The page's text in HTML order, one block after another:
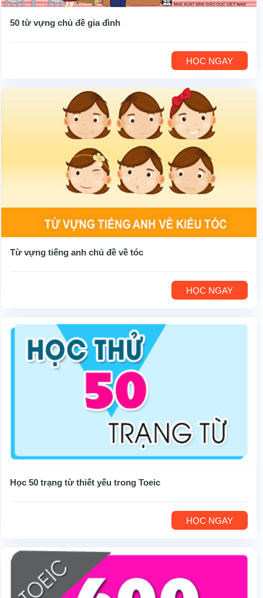
50 từ vựng chủ đề gia đình
HỌC NGAY
Từ vựng tiếng anh chủ đề về tóc
HỌC NGAY
Học 50 trạng từ thiết yếu trong Toeic
HỌC NGAY